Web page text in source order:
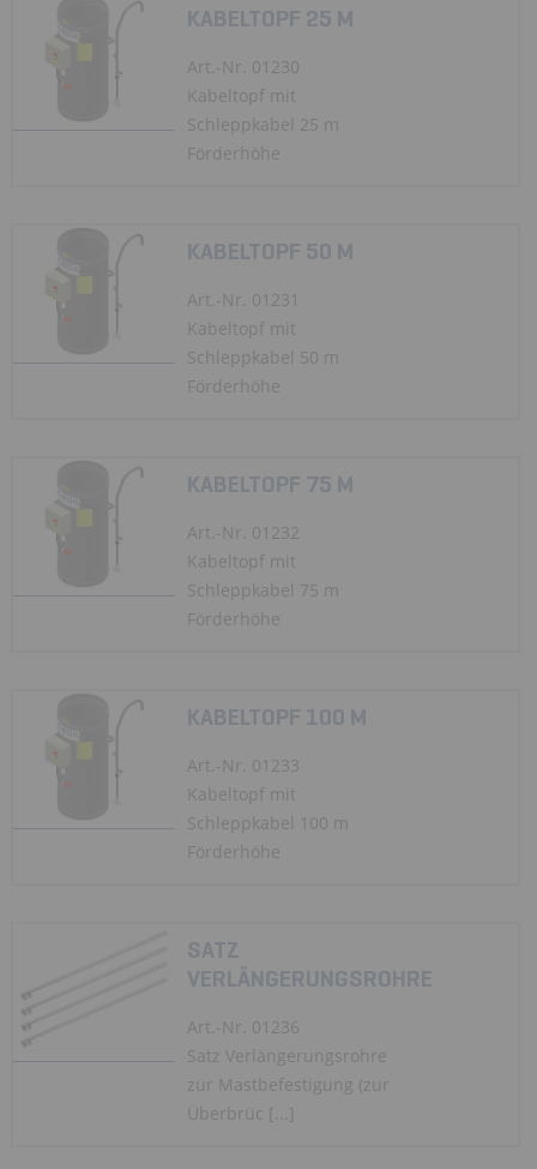
KABELTOPF 25 M
Art.-Nr. 01230
Kabeltopf mit
Schleppkabel 25 m
Förderhöhe
KABELTOPF 50 M
Art.-Nr. 01231
Kabeltopf mit
Schleppkabel 50 m
Förderhöhe
KABELTOPF 75 M
Art.-Nr. 01232
Kabeltopf mit
Schleppkabel 75 m
Förderhöhe
KABELTOPF 100 M
Art.-Nr. 01233
Kabeltopf mit
Schleppkabel 100 m
Förderhöhe
SATZ
VERLÄNGERUNGSROHRE
Art.-Nr. 01236
Satz Verlängerungsrohre
zur Mastbefestigung (zur
Überbrüc [...]